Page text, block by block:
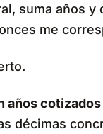
suma años y
me
años cotizados
décimas